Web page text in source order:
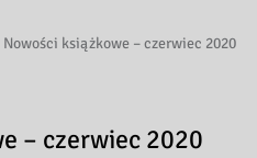
Nowości książkowe – czerwiec 2020
– czerwiec 2020